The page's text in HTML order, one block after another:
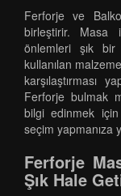
Ferforje ve
birleştirir. Masa
önlemleri şık
kullanılan
karşılaştırması
Ferforje bulmak
bilgi edinmek
seçim yapmanıza
Ferforje
Şık Hale